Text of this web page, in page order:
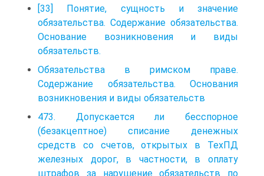
[33] Понятие, сущность и значение
обязательства. Содержание обязательства.
Основание возникновения и виды
обязательств.
Обязательства в римском праве.
Содержание обязательства. Основания
возникновения и виды обязательств
473. Допускается ли бесспорное
(безакцептное) списание денежных
средств со счетов, открытых в ТехПД
железных дорог, в частности, в оплату
штрафов за нарушение обязательств по